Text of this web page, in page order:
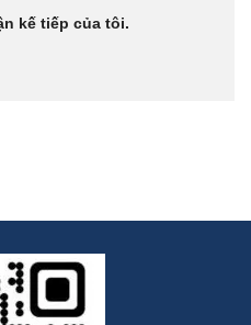
kế tiếp của tôi.